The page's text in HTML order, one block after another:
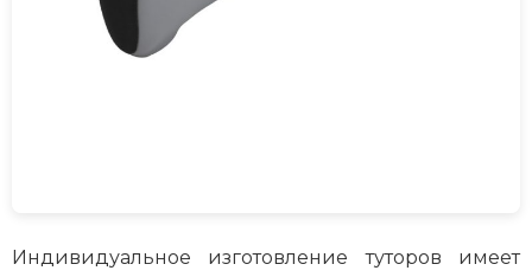
Индивидуальное изготовление туторов имеет